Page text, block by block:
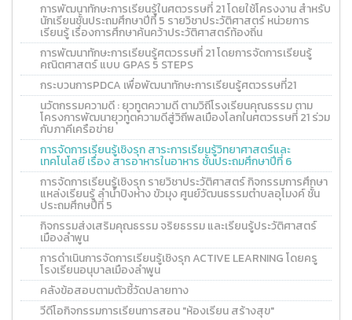
การพัฒนาทักษะการเรียนรู้ในศตวรรษที่ 21 โดยใช้โครงงาน สำหรับ
นักเรียนชั้นประถมศึกษาปีที่ 5 รายวิชาประวัติศาสตร์ หน่วยการ
เรียนรู้ เรื่องการศึกษาค้นคว้าประวัติศาสตร์ท้องถิ่น
การพัฒนาทักษะการเรียนรู้ศตวรรษที่ 21 โดยการจัดการเรียนรู้
คณิตศาสตร์ แบบ GPAS 5 STEPS
กระบวนการPDCA เพื่อพัฒนาทักษะการเรียนรู้ศตวรรษที่21
นวัตกรรมความดี : ยุวทูตความดี ตามวิถีโรงเรียนคุณธรรม ตาม
โครงการพัฒนายุวทูตความดีสู่วิถีพลเมืองโลกในศตวรรษที่ 21 ร่วม
กับภาคีเครือข่าย
การจัดการเรียนรู้เชิงรุก สาระการเรียนรู้วิทยาศาสตร์และ
เทคโนโลยี เรื่อง สารอาหารในอาหาร ชั้นประถมศึกษาปีที่ 6
การจัดการเรียนรู้เชิงรุก รายวิชาประวัติศาสตร์ กิจกรรมการศึกษา
แหล่งเรียนรู้ ลำน้ำปิงห่าง ขัวมุง ศูนย์วัฒนธรรมตำบลอุโมงค์ ชั้น
ประถมศึกษปีที่ 5
กิจกรรมส่งเสริมคุณธรรม จริยธรรม และเรียนรู้ประวัติศาสตร์
เมืองลำพูน
การดำเนินการจัดการเรียนรู้เชิงรุก ACTIVE LEARNING โดยครู
โรงเรียนอนุบาลเมืองลำพูน
คลังข้อสอบตามตัวชี้วัดปลายทาง
วีดีโอกิจกรรมการเรียนการสอน "ห้องเรียน สร้างสุข"